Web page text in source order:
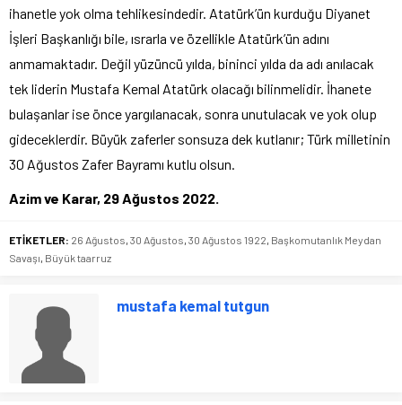
ihanetle yok olma tehlikesindedir. Atatürk’ün kurduğu Diyanet
İşleri Başkanlığı bile, ısrarla ve özellikle Atatürk’ün adını
anmamaktadır. Değil yüzüncü yılda, bininci yılda da adı anılacak
tek liderin Mustafa Kemal Atatürk olacağı bilinmelidir. İhanete
bulaşanlar ise önce yargılanacak, sonra unutulacak ve yok olup
gideceklerdir. Büyük zaferler sonsuza dek kutlanır; Türk milletinin
30 Ağustos Zafer Bayramı kutlu olsun.
Azim ve Karar, 29 Ağustos 2022.
ETİKETLER: 26 Ağustos, 30 Ağustos, 30 Ağustos 1922, Başkomutanlık Meydan
Savaşı, Büyük taarruz
mustafa kemal tutgun